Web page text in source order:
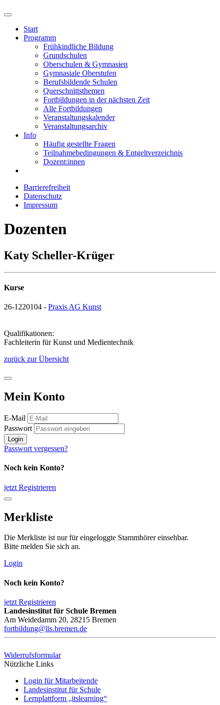
Start
Programm
Frühkindliche Bildung
Grundschulen
Oberschulen & Gymnasien
Gymnasiale Oberstufen
Berufsbildende Schulen
Querschnittsthemen
Fortbildungen in der nächsten Zeit
Alle Fortbildungen
Veranstaltungskalender
Veranstaltungsarchiv
Info
Häufig gestellte Fragen
Teilnahmebedingungen & Entgeltverzeichnis
Dozent:innen
Barrierefreiheit
Datenschutz
Impressum
Dozenten
Katy Scheller-Krüger
Kurse
26-1220104 - Praxis AG Kunst
Qualifikationen:
Fachleiterin für Kunst und Medientechnik
zurück zur Übersicht
Mein Konto
E-Mail
Passwort
Login
Passwort vergessen?
Noch kein Konto?
jetzt Registrieren
Merkliste
Die Merkliste ist nur für eingeloggte Stammhörer einsehbar.
Bitte melden Sie sich an.
Login
Noch kein Konto?
jetzt Registrieren
Landesinstitut für Schule Bremen
Am Weidedamm 20, 28215 Bremen
fortbildung@lis.bremen.de
Widerrufsformular
Nützliche Links
Login für Mitarbeitende
Landesinstitut für Schule
Lernplattform „itslearning“